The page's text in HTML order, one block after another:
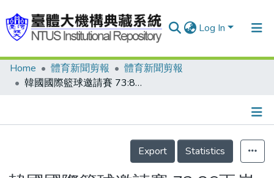
Log In
Communities & Collections
Home 體育新聞剪報
體育新聞剪報
韓國國際籃球邀請賽 73:86兩岸交手 我輸得還不太難看 周海容總算開始得分 終場小負13分/彼岸第五 中華第七 誰是冠軍今天決戰
Details
Export
Statistics